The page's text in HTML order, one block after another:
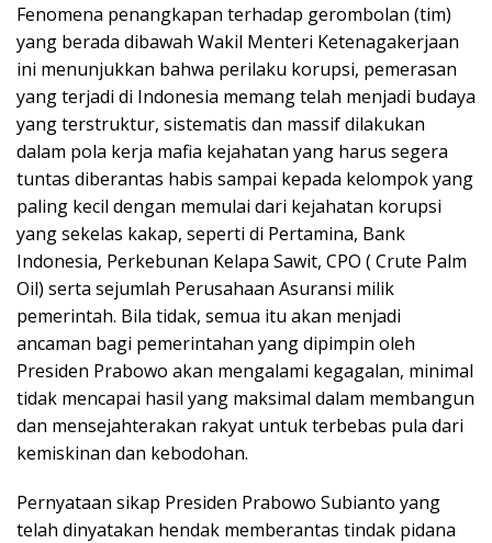
Fenomena penangkapan terhadap gerombolan (tim)
yang berada dibawah Wakil Menteri Ketenagakerjaan
ini menunjukkan bahwa perilaku korupsi, pemerasan
yang terjadi di Indonesia memang telah menjadi budaya
yang terstruktur, sistematis dan massif dilakukan
dalam pola kerja mafia kejahatan yang harus segera
tuntas diberantas habis sampai kepada kelompok yang
paling kecil dengan memulai dari kejahatan korupsi
yang sekelas kakap, seperti di Pertamina, Bank
Indonesia, Perkebunan Kelapa Sawit, CPO ( Crute Palm
Oil) serta sejumlah Perusahaan Asuransi milik
pemerintah. Bila tidak, semua itu akan menjadi
ancaman bagi pemerintahan yang dipimpin oleh
Presiden Prabowo akan mengalami kegagalan, minimal
tidak mencapai hasil yang maksimal dalam membangun
dan mensejahterakan rakyat untuk terbebas pula dari
kemiskinan dan kebodohan.
Pernyataan sikap Presiden Prabowo Subianto yang
telah dinyatakan hendak memberantas tindak pidana